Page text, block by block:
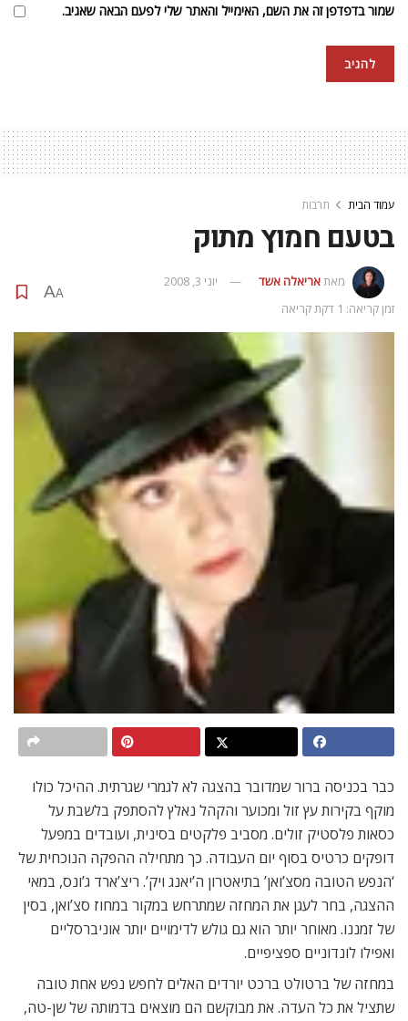
שמור בדפדפן זה את השם, האימייל והאתר שלי לפעם הבאה שאגיב.
עמוד הבית תרבות
בטעם חמוץ מתוק
מאת אריאלה אשד
יוני 3, 2008
זמן קריאה: 1 דקת קריאה
A
A
כבר בכניסה ברור שמדובר בהצגה לא לגמרי שגרתית. ההיכל כולו
מוקף בקירות עץ זול ומכוער והקהל נאלץ להסתפק בלשבת על
כסאות פלסטיק זולים. מסביב פלקטים בסינית, ועובדים במפעל
דופקים כרטיס בסוף יום העבודה. כך מתחילה ההפקה הנוכחית של
‘הנפש הטובה מסצ’ואן’ בתיאטרון ה’יאנג ויק’. ריצ’ארד ג’ונס, במאי
ההצגה, בחר לעגן את המחזה שמתרחש במקור במחוז סצ’ואן, בסין
של זמננו. מאוחר יותר הוא גם גולש לדימויים יותר אוניברסליים
ואפילו לונדוניים ספציפיים.
במחזה של ברטולט ברכט יורדים האלים לחפש נפש אחת טובה
שתציל את כל העדה. את מבוקשם הם מוצאים בדמותה של שן-טה,